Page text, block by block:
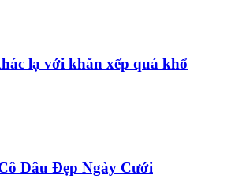
lạ với khăn xếp quá khổ
Dâu Đẹp Ngày Cưới